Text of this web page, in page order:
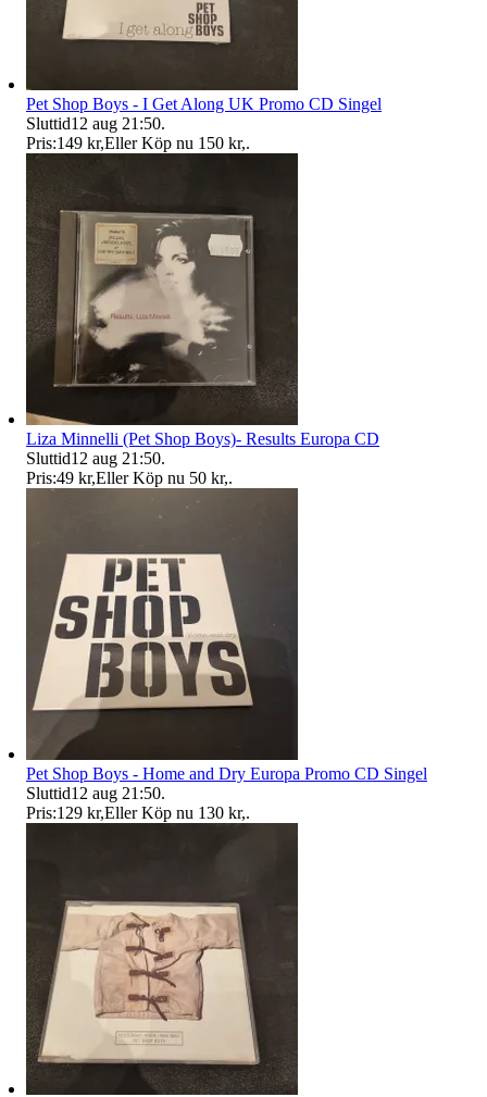
Pet Shop Boys - I Get Along UK Promo CD Singel
Sluttid12 aug 21:50.
Pris:149 kr,Eller Köp nu 150 kr,.
Liza Minnelli (Pet Shop Boys)- Results Europa CD
Sluttid12 aug 21:50.
Pris:49 kr,Eller Köp nu 50 kr,.
Pet Shop Boys - Home and Dry Europa Promo CD Singel
Sluttid12 aug 21:50.
Pris:129 kr,Eller Köp nu 130 kr,.